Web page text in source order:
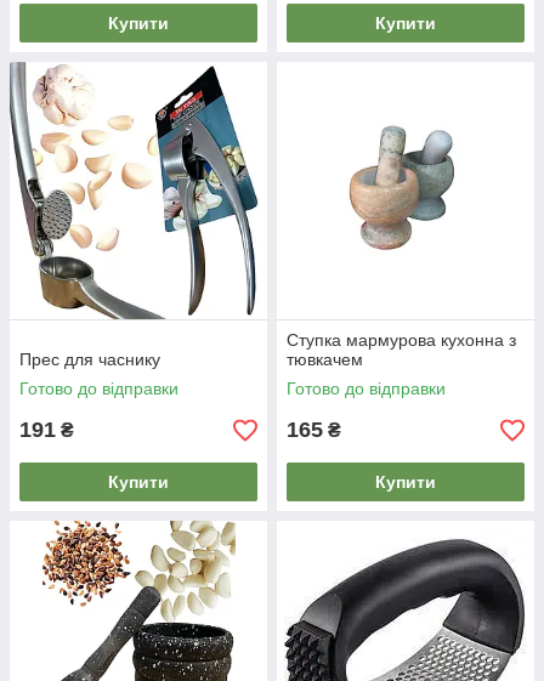
Купити Купити
Прес для часнику
Готово до відправки
191 ₴
Купити
Ступка мармурова кухонна з
тювкачем
Готово до відправки
165 ₴
Купити